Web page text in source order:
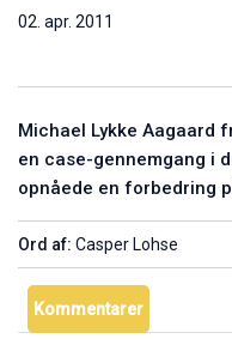
Anders Gisselmann:
04. mar. 2011
02. apr. 2011
Michael Lykke Aagaard
en case-gennemgang i
opnåede en forbedring
Ord af: Casper Lohse
Kommentarer